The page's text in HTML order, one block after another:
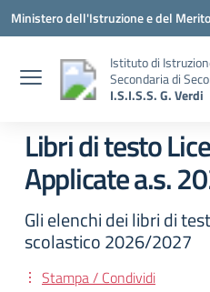
Vai ai contenuti
Vai al menu di navigazione
Vai al footer
Ministero dell'Istruzione e del Merito
Istituto di
Secondaria di
I.S.I.S.S. G. Verdi
Libri di testo
Applicate a.s.
Gli elenchi dei libri di
scolastico 2026/2027
Stampa / Condividi